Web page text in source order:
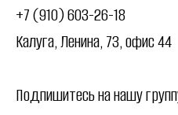
+7 (910) 603-26-18
Калуга, Ленина, 73, офис 44
Подпишитесь на нашу